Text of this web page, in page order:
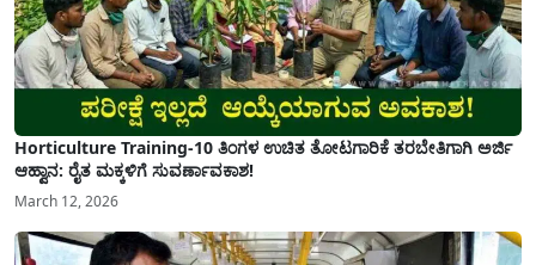
Horticulture Training-10 ತಿಂಗಳ ಉಚಿತ ತೋಟಗಾರಿಕೆ ತರಬೇತಿಗಾಗಿ ಅರ್ಜಿ
ಆಹ್ವಾನ: ರೈತ ಮಕ್ಕಳಿಗೆ ಸುವರ್ಣಾವಕಾಶ!
March 12, 2026